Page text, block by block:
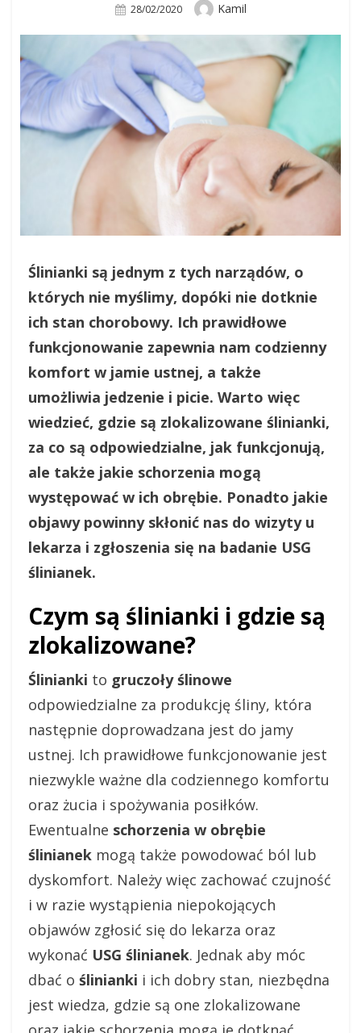
Posted
28/02/2020 Author
Kamil
Ślinianki są jednym z tych narządów, o
których nie myślimy, dopóki nie dotknie
ich stan chorobowy. Ich prawidłowe
funkcjonowanie zapewnia nam codzienny
komfort w jamie ustnej, a także
umożliwia jedzenie i picie. Warto więc
wiedzieć, gdzie są zlokalizowane ślinianki,
za co są odpowiedzialne, jak funkcjonują,
ale także jakie schorzenia mogą
występować w ich obrębie. Ponadto jakie
objawy powinny skłonić nas do wizyty u
lekarza i zgłoszenia się na badanie USG
ślinianek.
Czym są ślinianki i gdzie są
zlokalizowane?
Ślinianki to gruczoły ślinowe
odpowiedzialne za produkcję śliny, która
następnie doprowadzana jest do jamy
ustnej. Ich prawidłowe funkcjonowanie jest
niezwykle ważne dla codziennego komfortu
oraz żucia i spożywania posiłków.
Ewentualne schorzenia w obrębie
ślinianek mogą także powodować ból lub
dyskomfort. Należy więc zachować czujność
i w razie wystąpienia niepokojących
objawów zgłosić się do lekarza oraz
wykonać USG ślinianek. Jednak aby móc
dbać o ślinianki i ich dobry stan, niezbędna
jest wiedza, gdzie są one zlokalizowane